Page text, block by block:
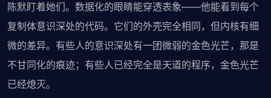
陈默盯着她们。数据化的眼睛能穿透表象——他能看到每个
复制体意识深处的代码。它们的外壳完全相同，但内核有细
微的差异。有些人的意识深处有一团微弱的金色光芒，那是
不甘同化的痕迹；有些人已经完全是天道的程序，金色光芒
已经熄灭。